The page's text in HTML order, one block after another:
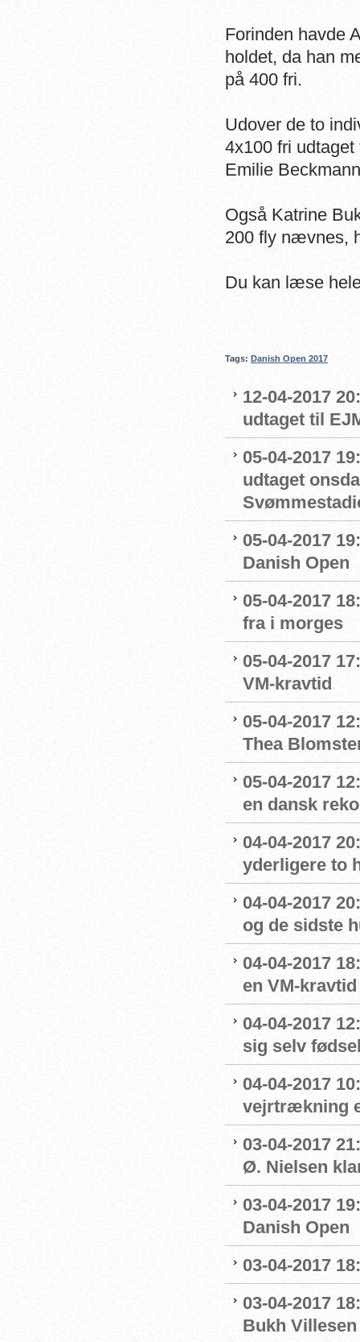
Forinden havde
holdet, da han
på 400 fri.
Udover de to
4x100 fri
Emilie
Også Katrine
200 fly nævnes,
Du kan læse
Tags: Danish Open 2017
12-04-2017
udtaget til
05-04-2017
udtaget
05-04-2017
Danish Open
05-04-2017
fra i morges
05-04-2017
VM-kravtid
05-04-2017
Thea
05-04-2017
en dansk
04-04-2017
yderligere to
04-04-2017
og de sidste
04-04-2017
en VM-kravtid
04-04-2017
sig selv
04-04-2017
vejrtrækning
03-04-2017
Ø. Nielsen
03-04-2017
Danish Open
03-04-2017
03-04-2017
Bukh Villesen